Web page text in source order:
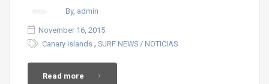
By, admin
November 16, 2015
Canary Islands , SURF NEWS / NOTICIAS
Read more